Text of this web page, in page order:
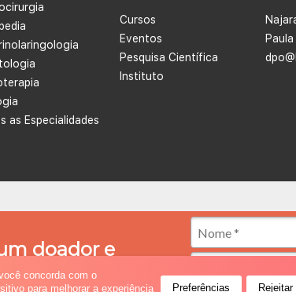
doador e
as Especialidades
Cursos
Eventos
Pesquisa Científica
Instituto
Paula
possui quatro unidades integradas, nas cidades de Natal e Caicó (Rio
e cuidados paliativos.
concorda com o
para melhorar a experiência
Preferências Rejeitar